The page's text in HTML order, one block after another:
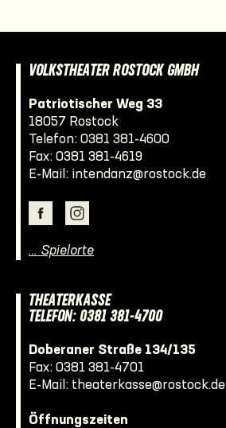
VOLKSTHEATER ROSTOCK GMBH
Patriotischer Weg 33
18057 Rostock
Telefon: 0381 381-4600
Fax: 0381 381-4619
E-Mail: intendanz@rostock.de
… Spielorte
THEATERKASSE
TELEFON: 0381 381-4700
Doberaner Straße 134/135
Fax: 0381 381-4701
E-Mail: theaterkasse@rostock.de
Öffnungszeiten